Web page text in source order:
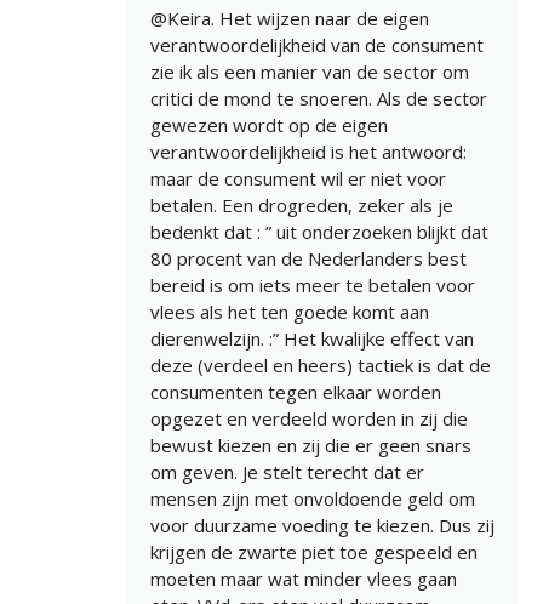
@Keira. Het wijzen naar de eigen
verantwoordelijkheid van de consument
zie ik als een manier van de sector om
critici de mond te snoeren. Als de sector
gewezen wordt op de eigen
verantwoordelijkheid is het antwoord:
maar de consument wil er niet voor
betalen. Een drogreden, zeker als je
bedenkt dat : ” uit onderzoeken blijkt dat
80 procent van de Nederlanders best
bereid is om iets meer te betalen voor
vlees als het ten goede komt aan
dierenwelzijn. :” Het kwalijke effect van
deze (verdeel en heers) tactiek is dat de
consumenten tegen elkaar worden
opgezet en verdeeld worden in zij die
bewust kiezen en zij die er geen snars
om geven. Je stelt terecht dat er
mensen zijn met onvoldoende geld om
voor duurzame voeding te kiezen. Dus zij
krijgen de zwarte piet toe gespeeld en
moeten maar wat minder vlees gaan